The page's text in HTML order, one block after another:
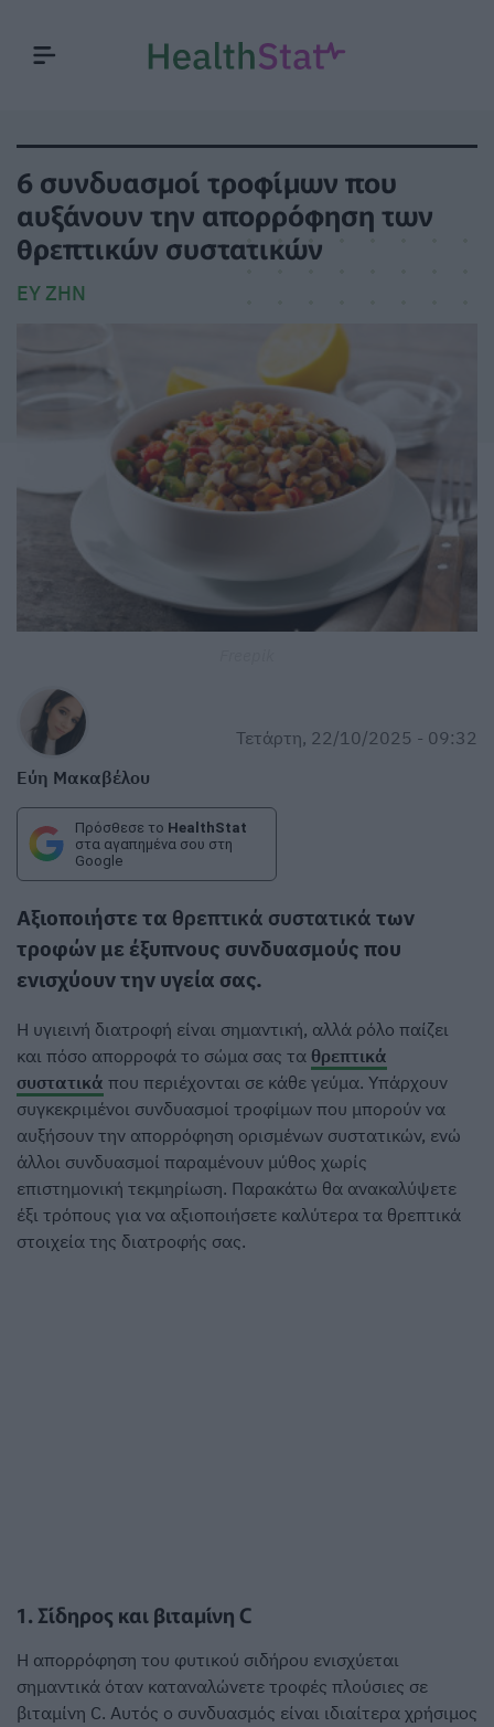
6 συνδυασμοί τροφίμων που
αυξάνουν την απορρόφηση των
θρεπτικών συστατικών
ΕΥ ΖΗΝ
Εύη Μακαβέλου
Τετάρτη, 22/10/2025 - 09:32
Πρόσθεσε το HealthStat
στα αγαπημένα σου στη
Google
Αξιοποιήστε τα θρεπτικά συστατικά των
τροφών με έξυπνους συνδυασμούς που
ενισχύουν την υγεία σας.
Η υγιεινή διατροφή είναι σημαντική, αλλά ρόλο παίζει
και πόσο απορροφά το σώμα σας τα θρεπτικά
συστατικά που περιέχονται σε κάθε γεύμα. Υπάρχουν
συγκεκριμένοι συνδυασμοί τροφίμων που μπορούν να
αυξήσουν την απορρόφηση ορισμένων συστατικών, ενώ
άλλοι συνδυασμοί παραμένουν μύθος χωρίς
επιστημονική τεκμηρίωση. Παρακάτω θα ανακαλύψετε
έξι τρόπους για να αξιοποιήσετε καλύτερα τα θρεπτικά
στοιχεία της διατροφής σας.
1. Σίδηρος και βιταμίνη C
Η απορρόφηση του φυτικού σιδήρου ενισχύεται
σημαντικά όταν καταναλώνετε τροφές πλούσιες σε
βιταμίνη C. Αυτός ο συνδυασμός είναι ιδιαίτερα χρήσιμος